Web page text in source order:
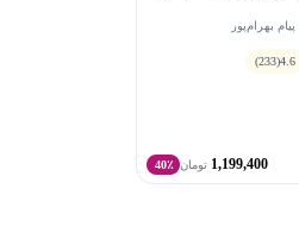
بهرام‌پور
4.6
(233)
1,199,400 تومان 40٪